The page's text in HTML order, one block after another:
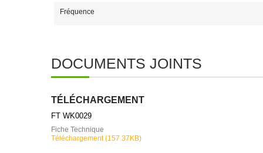
Fréquence
DOCUMENTS JOINTS
TÉLÉCHARGEMENT
FT WK0029
Fiche Technique
Téléchargement (157.37KB)